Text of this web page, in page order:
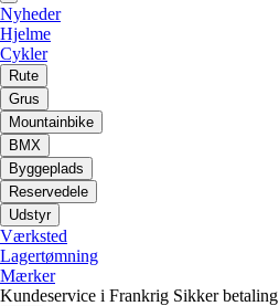
Nyheder
Hjelme
Cykler
Rute
Grus
Mountainbike
BMX
Byggeplads
Reservedele
Udstyr
Værksted
Lagertømning
Mærker
Kundeservice i Frankrig Sikker betaling